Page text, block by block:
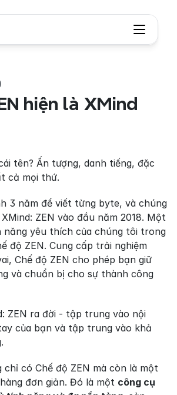
hiện là XMind
tên? Ấn tượng, danh tiếng, đặc
cả mọi thứ.
3 năm để viết từng byte, và chúng
ZEN vào đầu năm 2018. Một
yêu thích của chúng tôi trong
độ ZEN. Cung cấp trải nghiệm
Chế độ ZEN cho phép bạn giữ
và chuẩn bị cho sự thành công
ZEN ra đời - tập trung vào nội
của bạn và tập trung vào khả
chỉ có Chế độ ZEN mà còn là một
đơn giản. Đó là một công cụ